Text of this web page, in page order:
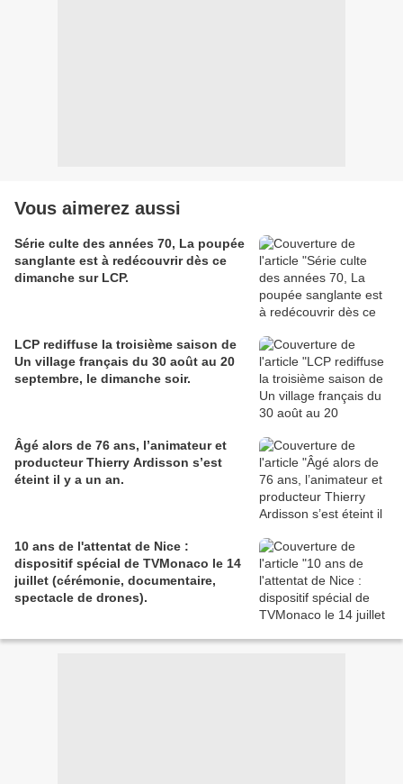
Vous aimerez aussi
Série culte des années 70, La poupée
sanglante est à redécouvrir dès ce
dimanche sur LCP.
LCP rediffuse la troisième saison de
Un village français du 30 août au 20
septembre, le dimanche soir.
Âgé alors de 76 ans, l’animateur et
producteur Thierry Ardisson s’est
éteint il y a un an.
10 ans de l'attentat de Nice :
dispositif spécial de TVMonaco le 14
juillet (cérémonie, documentaire,
spectacle de drones).